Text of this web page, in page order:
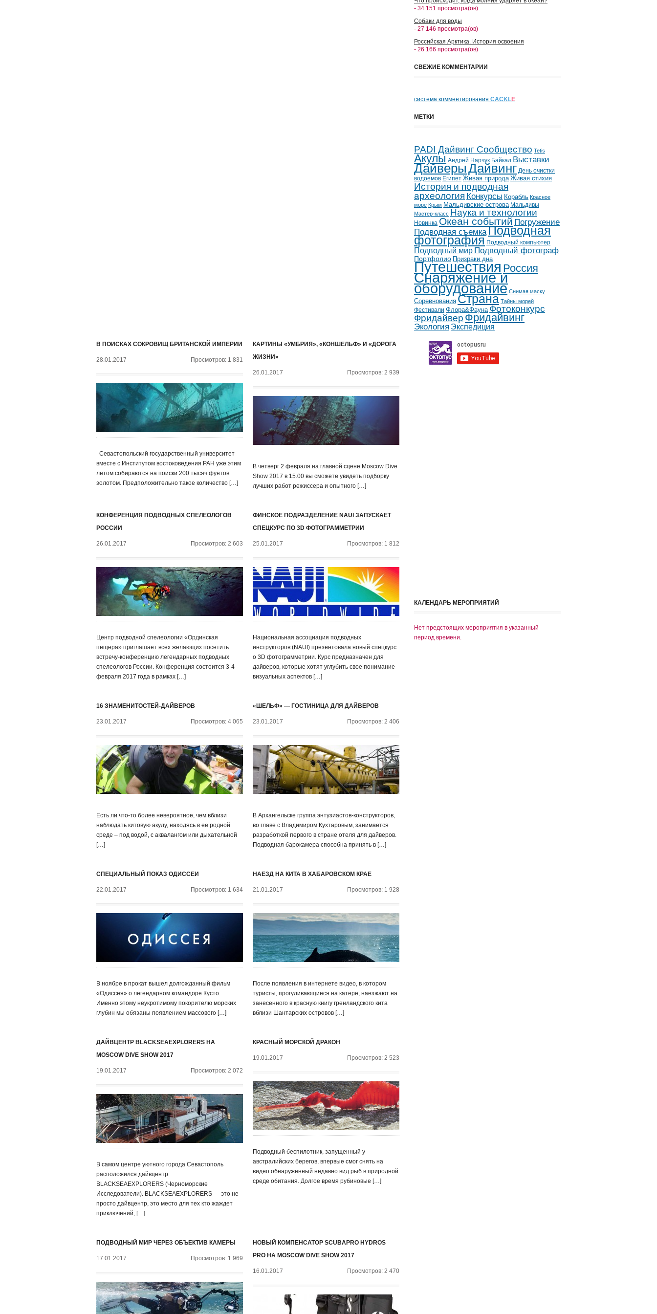
В ПОИСКАХ СОКРОВИЩ БРИТАНСКОЙ ИМПЕРИИ
28.01.2017 Просмотров: 1 831
Севастопольский государственный университет
вместе с Институтом востоковедения РАН уже этим
летом собираются на поиски 200 тысяч фунтов
золотом. Предположительно такое количество […]
КАРТИНЫ «УМБРИЯ», «КОНШЕЛЬФ» И «ДОРОГА
ЖИЗНИ»
26.01.2017 Просмотров: 2 939
В четверг 2 февраля на главной сцене Moscow Dive
Show 2017 в 15.00 вы сможете увидеть подборку
лучших работ режиссера и опытного […]
КОНФЕРЕНЦИЯ ПОДВОДНЫХ СПЕЛЕОЛОГОВ
РОССИИ
26.01.2017 Просмотров: 2 603
Центр подводной спелеологии «Ординская
пещера» приглашает всех желающих посетить
встречу-конференцию легендарных подводных
спелеологов России. Конференция состоится 3-4
февраля 2017 года в рамках […]
ФИНСКОЕ ПОДРАЗДЕЛЕНИЕ NAUI ЗАПУСКАЕТ
СПЕЦКУРС ПО 3D ФОТОГРАММЕТРИИ
25.01.2017 Просмотров: 1 812
Национальная ассоциация подводных
инструкторов (NAUI) презентовала новый спецкурс
о 3D фотограмметрии. Курс предназначен для
дайверов, которые хотят углубить свое понимание
визуальных аспектов […]
16 ЗНАМЕНИТОСТЕЙ-ДАЙВЕРОВ
23.01.2017 Просмотров: 4 065
Есть ли что-то более невероятное, чем вблизи
наблюдать китовую акулу, находясь в ее родной
среде – под водой, с аквалангом или дыхательной
[…]
«ШЕЛЬФ» — ГОСТИНИЦА ДЛЯ ДАЙВЕРОВ
23.01.2017 Просмотров: 2 406
В Архангельске группа энтузиастов-конструкторов,
во главе с Владимиром Кухтаровым, занимается
разработкой первого в стране отеля для дайверов.
Подводная барокамера способна принять в […]
СПЕЦИАЛЬНЫЙ ПОКАЗ ОДИССЕИ
22.01.2017 Просмотров: 1 634
В ноябре в прокат вышел долгожданный фильм
«Одиссея» о легендарном командоре Кусто.
Именно этому неукротимому покорителю морских
глубин мы обязаны появлением массового […]
НАЕЗД НА КИТА В ХАБАРОВСКОМ КРАЕ
21.01.2017 Просмотров: 1 928
После появления в интернете видео, в котором
туристы, прогуливающиеся на катере, наезжают на
занесенного в красную книгу гренландского кита
вблизи Шантарских островов […]
ДАЙВЦЕНТР BLACKSEAEXPLORERS НА
MOSCOW DIVE SHOW 2017
19.01.2017 Просмотров: 2 072
В самом центре уютного города Севастополь
расположился дайвцентр
BLACKSEAEXPLORERS (Черноморские
Исследователи). BLACKSEAEXPLORERS — это не
просто дайвцентр, это место для тех кто жаждет
приключений, […]
КРАСНЫЙ МОРСКОЙ ДРАКОН
19.01.2017 Просмотров: 2 523
Подводный беспилотник, запущенный у
австралийских берегов, впервые смог снять на
видео обнаруженный недавно вид рыб в природной
среде обитания. Долгое время рубиновые […]
ПОДВОДНЫЙ МИР ЧЕРЕЗ ОБЪЕКТИВ КАМЕРЫ
17.01.2017 Просмотров: 1 969
НОВЫЙ КОМПЕНСАТОР SCUBAPRO HYDROS
PRO НА MOSCOW DIVE SHOW 2017
16.01.2017 Просмотров: 2 470
- 34 151 просмотра(ов)
Собаки для воды
- 27 146 просмотра(ов)
Российская Арктика. История освоения
- 26 166 просмотра(ов)
СВЕЖИЕ КОММЕНТАРИИ
система комментирования CACKLE
МЕТКИ
PADI Дайвинг Сообщество Tetis
Акулы Андрей Нарчук Байкал Выставки
ДайверыДайвинг День очистки
водоемов Египет Живая природа Живая стихия
История и подводная
археология Конкурсы Корабль Красное
море Крым Мальдивские острова Мальдивы
Мастер-класс Наука и технологии
Новинка Океан событий Погружение
Подводная съемкаПодводная
фотография Подводный компьютер
Подводный мир Подводный фотограф
Портфолио Призраки дна
Путешествия Россия
Снаряжение и
оборудование Снимая маску
Соревнования Страна Тайны морей
Фестивали Флора&Фауна Фотоконкурс
Фридайвер Фридайвинг
Экология Экспедиция
КАЛЕНДАРЬ МЕРОПРИЯТИЙ
Нет предстоящих мероприятия в указанный
период времени.